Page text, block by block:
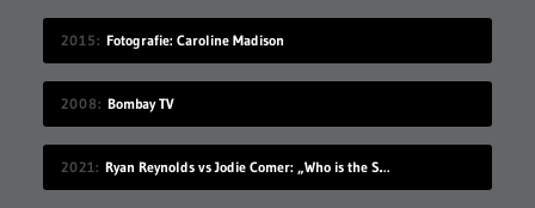
2015 Fotografie: Caroline Madison
2008 Bombay TV
2021 Ryan Reynolds vs Jodie Comer: „Who is the Smarter Canadian?“